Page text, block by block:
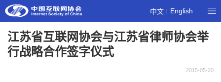
中文 | English
江苏省互联网协会与江苏省律师协会举
行战略合作签字仪式
2015-05-20